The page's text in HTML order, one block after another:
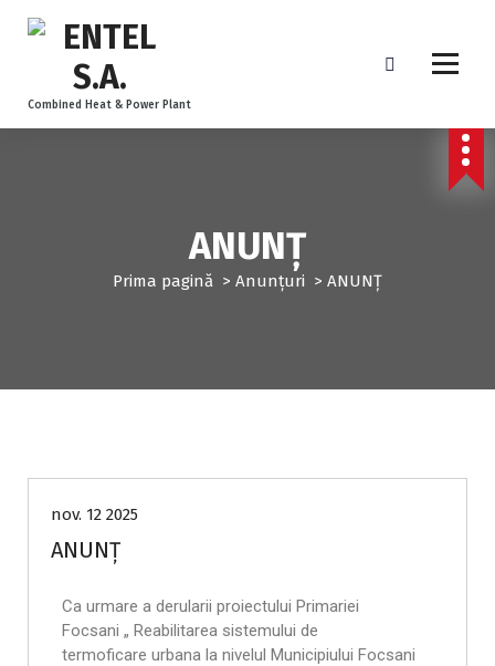
Combined Heat & Power Plant
ANUNȚ
Prima pagină > Anunțuri > ANUNȚ
nov. 12 2025
ANUNȚ
Ca urmare a derularii proiectului Primariei
Focsani „ Reabilitarea sistemului de
termoficare urbana la nivelul Municipiului Focsani